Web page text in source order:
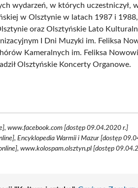
wydarzeń, w których uczestniczył,
w Olsztynie w latach 1987 i
oraz Olsztyńskie Lato
I Dni Muzyki im. Feliksa
Kameralnych im. Feliksa
Olsztyńskie Koncerty Organowe.
www.facebook.com [dostęp 09.04.2020 r.]
Encyklopedia Warmii i Mazur [dostęp
www.kolospam.olsztyn.pl [dostęp